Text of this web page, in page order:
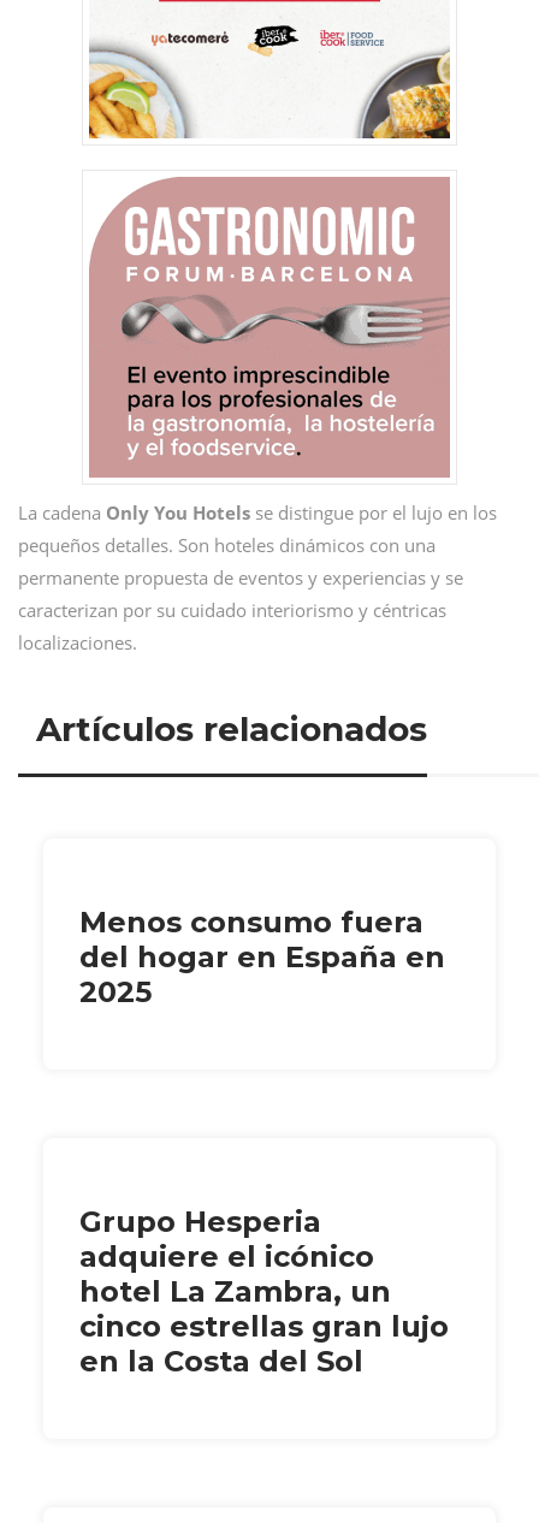
La cadena Only You Hotels se distingue por el lujo en los
pequeños detalles. Son hoteles dinámicos con una
permanente propuesta de eventos y experiencias y se
caracterizan por su cuidado interiorismo y céntricas
localizaciones.
Artículos relacionados
Menos consumo fuera
del hogar en España en
2025
Grupo Hesperia
adquiere el icónico
hotel La Zambra, un
cinco estrellas gran lujo
en la Costa del Sol